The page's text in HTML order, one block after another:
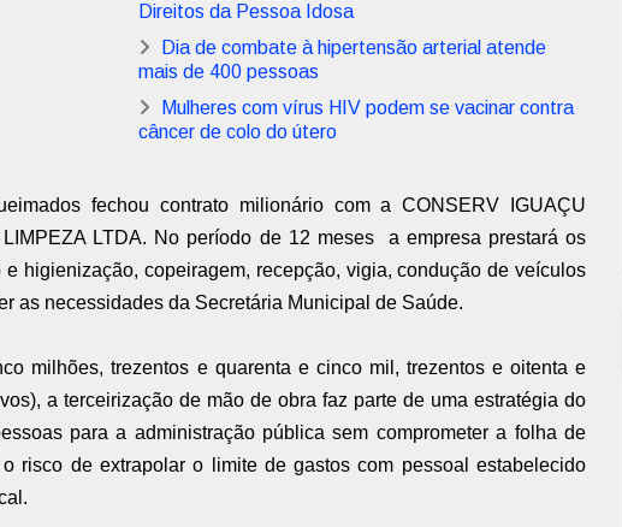
Direitos da Pessoa Idosa
Dia de combate à hipertensão arterial atende
mais de 400 pessoas
Mulheres com vírus HIV podem se vacinar contra
câncer de colo do útero
fechou contrato milionário com a CONSERV IGUAÇU
LTDA. No período de 12 meses a empresa prestará os
higienização, copeiragem, recepção, vigia, condução de veículos
as necessidades da Secretária Municipal de Saúde.
milhões, trezentos e quarenta e cinco mil, trezentos e oitenta e
a terceirização de mão de obra faz parte de uma estratégia do
para a administração pública sem comprometer a folha de
risco de extrapolar o limite de gastos com pessoal estabelecido